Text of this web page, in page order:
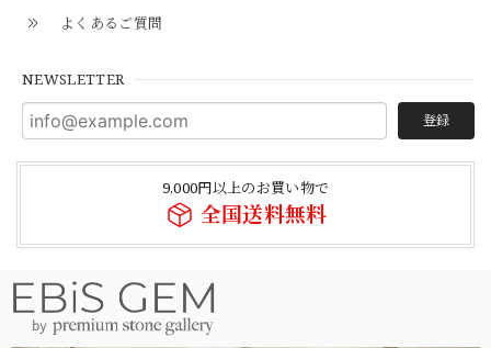
よくあるご質問
NEWSLETTER
登録
9,000円以上のお買い物で
全国送料無料